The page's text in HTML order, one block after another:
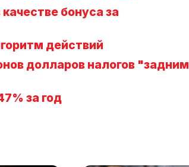
бонуса за
действий
долларов налогов "задним
за год